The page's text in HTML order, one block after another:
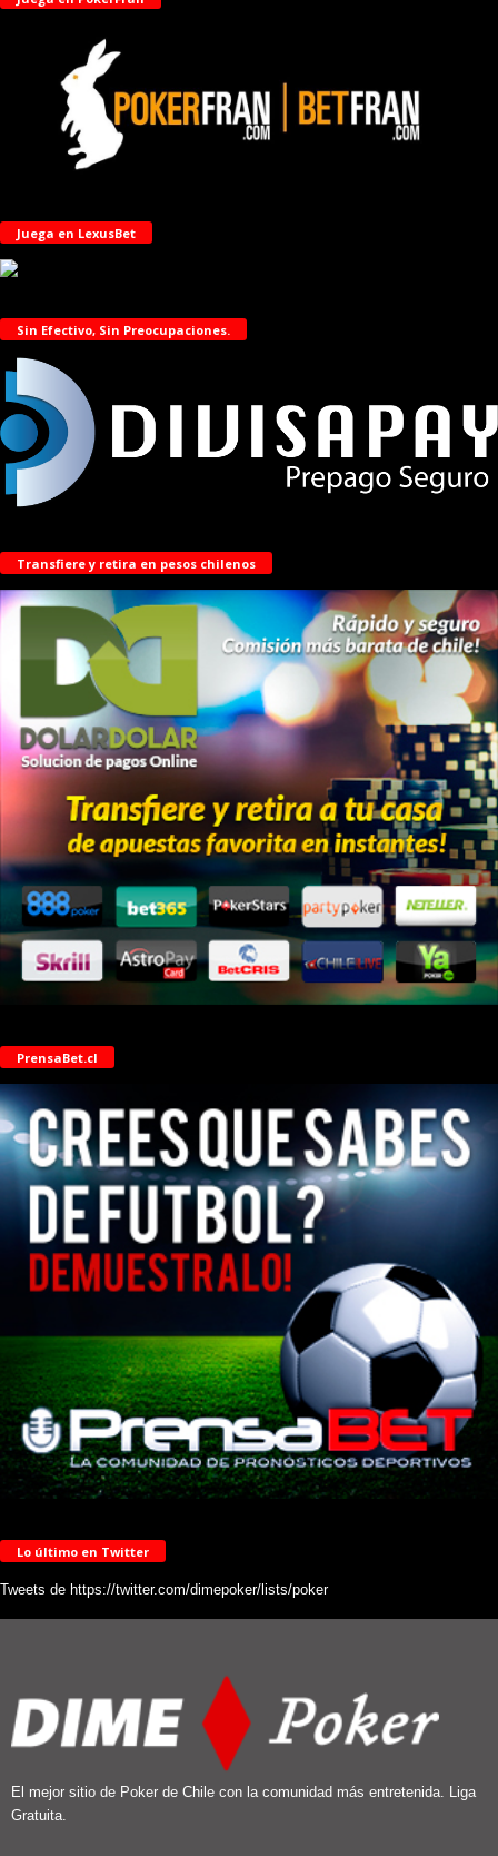
Juega en LexusBet
Sin Efectivo, Sin Preocupaciones.
Transfiere y retira en pesos chilenos
PrensaBet.cl
Lo último en Twitter
Tweets de https://twitter.com/dimepoker/lists/poker
El mejor sitio de Poker de Chile con la comunidad más entretenida. Liga
Gratuita.